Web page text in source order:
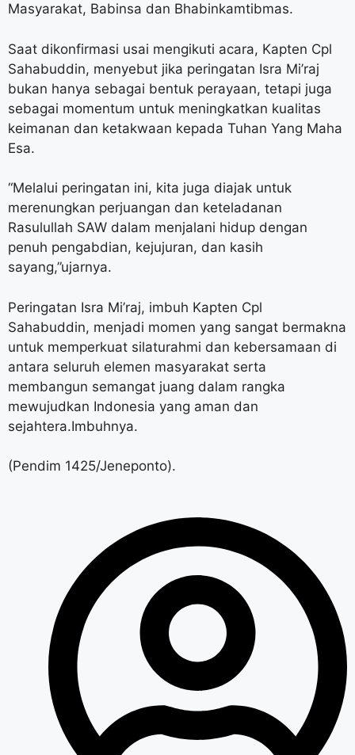
Masyarakat, Babinsa dan Bhabinkamtibmas.
Saat dikonfirmasi usai mengikuti acara, Kapten Cpl
Sahabuddin, menyebut jika peringatan Isra Mi’raj
bukan hanya sebagai bentuk perayaan, tetapi juga
sebagai momentum untuk meningkatkan kualitas
keimanan dan ketakwaan kepada Tuhan Yang Maha
Esa.
“Melalui peringatan ini, kita juga diajak untuk
merenungkan perjuangan dan keteladanan
Rasulullah SAW dalam menjalani hidup dengan
penuh pengabdian, kejujuran, dan kasih
sayang,”ujarnya.
Peringatan Isra Mi’raj, imbuh Kapten Cpl
Sahabuddin, menjadi momen yang sangat bermakna
untuk memperkuat silaturahmi dan kebersamaan di
antara seluruh elemen masyarakat serta
membangun semangat juang dalam rangka
mewujudkan Indonesia yang aman dan
sejahtera.Imbuhnya.
(Pendim 1425/Jeneponto).